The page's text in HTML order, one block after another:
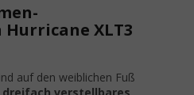
XLT3
auf den weiblichen Fuß